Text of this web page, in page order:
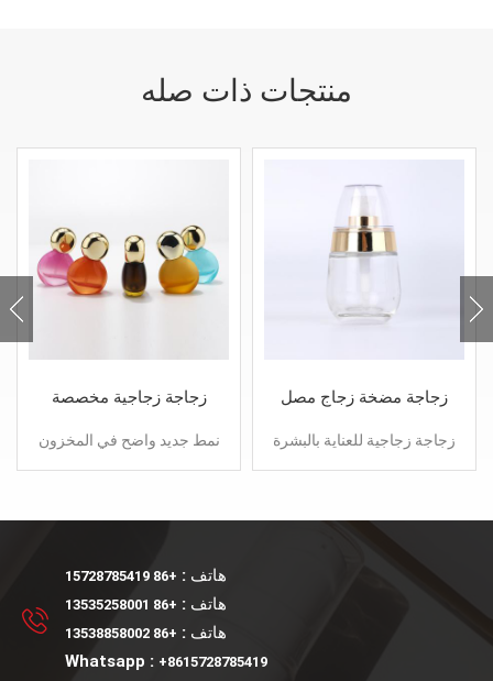
منتجات ذات صله
زجاجة زجاجية مخصصة
نمط جديد واضح في المخزون
مخصص فارغ مستحضرات
من الضروري النفط زجاجة
زجاجة مضخة زجاج مصل
زجاجة زجاجية للعناية بالبشرة
على شكل بيضة مع غطاء
مل. يمكن أن تتطابق مع
هاتف : +86 15728785419
هاتف : +86 13535258001
هاتف : +86 13538858002
Whatsapp : +8615728785419